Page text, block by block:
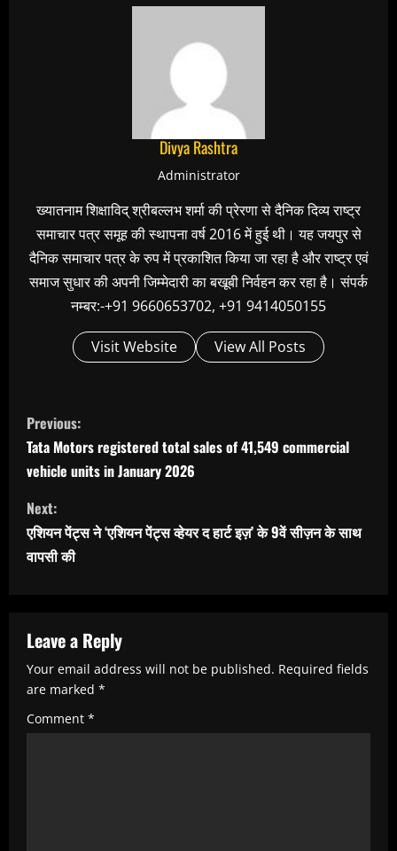
Divya Rashtra
Administrator
ख्यातनाम शिक्षाविद् श्रीबल्लभ शर्मा की प्रेरणा से दैनिक दिव्य राष्ट्र
समाचार पत्र समूह की स्थापना वर्ष 2016 में हुई थी। यह जयपुर से
दैनिक समाचार पत्र के रुप में प्रकाशित किया जा रहा है और राष्ट्र एवं
समाज सुधार की अपनी जिम्मेदारी का बखूबी निर्वहन कर रहा है। संपर्क
नम्बर:-+91 9660653702, +91 9414050155
Visit Website View All Posts
C
o
n
t
i
n
R
e
a
d
Previous:
Tata Motors registered total sales of 41,549 commercial
vehicle units in January 2026
Next:
एशियन पेंट्स ने ‘एशियन पेंट्स व्हेयर द हार्ट इज़’ के 9वें सीज़न के साथ
वापसी की
Leave a Reply
Your email address will not be published. Required fields
are marked *
Comment *